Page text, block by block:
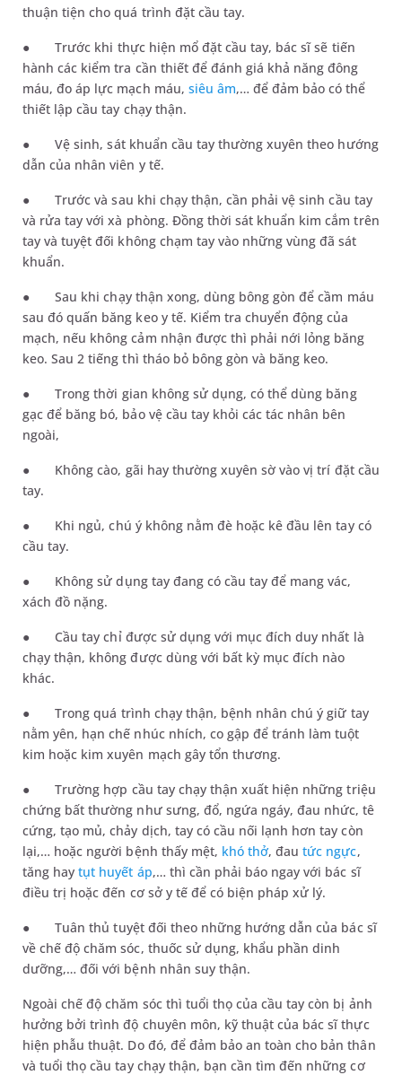
thuận tiện cho quá trình đặt cầu tay.
●
Trước khi thực hiện mổ đặt cầu tay, bác sĩ sẽ tiến
hành các kiểm tra cần thiết để đánh giá khả năng đông
máu, đo áp lực mạch máu, siêu âm,… để đảm bảo có thể
thiết lập cầu tay chạy thận.
●
Vệ sinh, sát khuẩn cầu tay thường xuyên theo hướng
dẫn của nhân viên y tế.
●
Trước và sau khi chạy thận, cần phải vệ sinh cầu tay
và rửa tay với xà phòng. Đồng thời sát khuẩn kim cắm trên
tay và tuyệt đối không chạm tay vào những vùng đã sát
khuẩn.
● Sau khichạythận xong, dùng bông gòn để cầm máu
sau đó quấn băng keo y tế. Kiểm tra chuyển động của
mạch, nếu không cảm nhận được thì phải nới lỏng băng
keo. Sau 2 tiếng thì tháo bỏ bông gòn và băng keo.
●
Trong thời gian không sử dụng, có thể dùng băng
gạc để băng bó, bảo vệ cầu tay khỏi các tác nhân bên
ngoài,
●
Không cào, gãi hay thường xuyên sờ vào vị trí đặt cầu
tay.
●
Khi ngủ, chú ý không nằm đè hoặc kê đầu lên tay có
cầu tay.
●
Không sử dụng tay đang có cầu tay để mang vác,
xách đồ nặng.
●
Cầu tay chỉ được sử dụng với mục đích duy nhất là
chạy thận, không được dùng với bất kỳ mục đích nào
khác.
●
Trong quá trình chạy thận, bệnh nhân chú ý giữ tay
nằm yên, hạn chế nhúc nhích, co gập để tránh làm tuột
kim hoặc kim xuyên mạch gây tổn thương.
●
Trường hợp cầu tay chạy thận xuất hiện những triệu
chứng bất thường như sưng, đổ, ngứa ngáy, đau nhức, tê
cứng, tạo mủ, chảy dịch, tay có cầu nối lạnh hơn tay còn
lại,… hoặc người bệnh thấy mệt, khó thở, đautức ngực,
tăng haytụt huyết áp,… thì cần phải báo ngay với bác sĩ
điều trị hoặc đến cơ sở y tế để có biện pháp xử lý.
●
Tuân thủ tuyệt đối theo những hướng dẫn của bác sĩ
về chế độ chăm sóc, thuốc sử dụng, khẩu phần dinh
dưỡng,… đối với bệnh nhân suy thận.
Ngoài chế độ chăm sóc thì tuổi thọ của cầu tay còn bị ảnh
hưởng bởi trình độ chuyên môn, kỹ thuật của bác sĩ thực
hiện phẫu thuật. Do đó, để đảm bảo an toàn cho bản thân
và tuổi thọ cầu tay chạy thận, bạn cần tìm đến những cơ